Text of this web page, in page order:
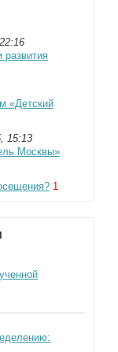
развития
«Детский
15:13
Москвы»
1